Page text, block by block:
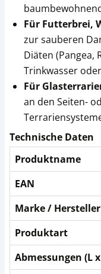
Für Futterbrei,
zur sauberen
Diäten (Pangea,
Trinkwasser
Für
an den Seiten-
Technische Daten
Produktname
EAN
Marke / Hersteller
Produktart
Abmessungen (L